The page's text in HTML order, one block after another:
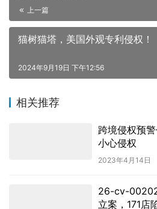
上一篇
猫树猫塔，美国外观专利侵权！
2024年9月19日 下午12:56
相关推荐
跨境侵权预
小心侵权
2023年4月14日
26-cv-
立案，171店